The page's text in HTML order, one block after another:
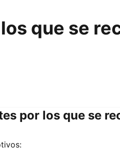
que se
por los que se